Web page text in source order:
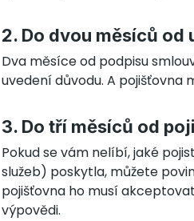
2. Do dvou měsíců od
Dva měsíce od podpisu
uvedení důvodu. A pojišťovna
3. Do tří měsíců od
Pokud se vám nelíbí, jaké
služeb) poskytla, můžete
pojišťovna ho musí
výpovědi.